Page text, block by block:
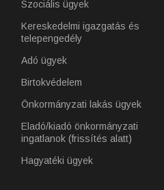
Szociális ügyek
Kereskedelmi igazgatás és
telepengedély
Adó ügyek
Birtokvédelem
Önkormányzati lakás ügyek
Eladó/kiadó önkormányzati
ingatlanok (frissítés alatt)
Hagyatéki ügyek